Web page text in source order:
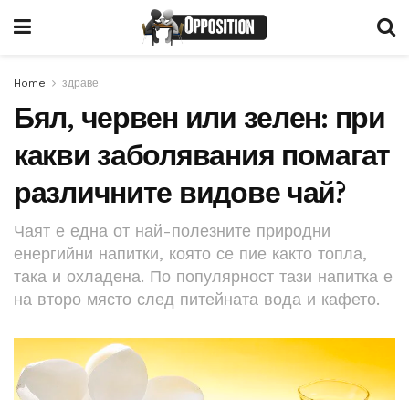
Home здраве
Бял, червен или зелен: при
какви заболявания помагат
различните видове чай?
Чаят е една от най-полезните природни
енергийни напитки, която се пие както топла,
така и охладена. По популярност тази напитка е
на второ място след питейната вода и кафето.